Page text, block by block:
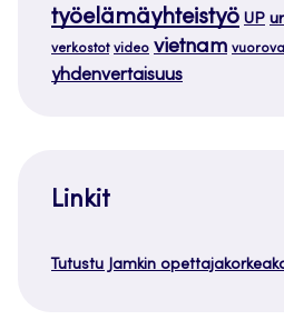
työelämäyhteistyö UP
verkostot video vietnam
yhdenvertaisuus
Linkit
Tutustu Jamkin